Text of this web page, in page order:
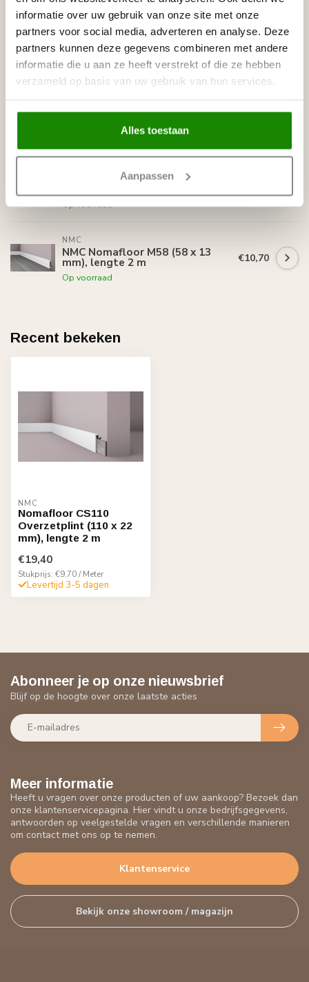
informatie over uw gebruik van onze site met onze
partners voor social media, adverteren en analyse. Deze
partners kunnen deze gegevens combineren met andere
informatie die u aan ze heeft verstrekt of die ze hebben
verzameld op basis van uw gebruik van hun services.
Alles toestaan
Aanpassen
NMC
NMC Nomafloor M80 (80 x 15
mm), lengte 2 m
Op voorraad
€12,00
mm), lengte 2 m €9,80
NMC Nomafloor C100 (100 x 13
Op voorraad
NMC
NMC Nomafloor M58 (58 x 13
mm), lengte 2 m
Op voorraad
€10,70
Recent bekeken
NMC
Nomafloor CS110
Overzetplint (110 x 22
mm), lengte 2 m
€19,40
Stukprijs: €9,70 / Meter
Levertijd 3-5 dagen
Meer informatie
Heeft u vragen over onze producten of uw aankoop? Bezoek dan
onze klantenservicepagina. Hier vindt u onze bedrijfsgegevens,
antwoorden op veelgestelde vragen en verschillende manieren
om contact met ons op te nemen.
Klantenservice
Bekijk onze showroom / magazijn
Abonneer je op onze nieuwsbrief
Blijf op de hoogte over onze laatste acties